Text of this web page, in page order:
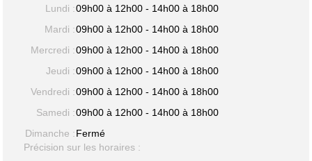
Lundi :09h00 à 12h00 - 14h00 à 18h00
Mardi :09h00 à 12h00 - 14h00 à 18h00
Mercredi :09h00 à 12h00 - 14h00 à 18h00
Jeudi :09h00 à 12h00 - 14h00 à 18h00
Vendredi :09h00 à 12h00 - 14h00 à 18h00
Samedi :09h00 à 12h00 - 14h00 à 18h00
Dimanche :Fermé
Précision sur les horaires :